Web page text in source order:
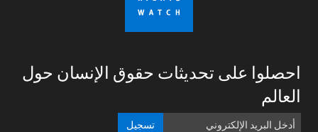
احصلوا على تحديثات حقوق الإنسان حول
العالم
تسجيل